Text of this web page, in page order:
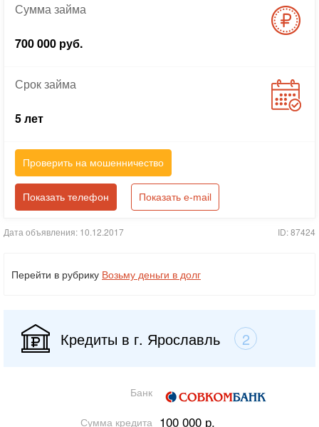
Суммазайма
700 000 руб.
Срокзайма
5 лет
Проверить на мошенничество
Показать телефон Показать e-mail
Дата объявления: 10.12.2017 ID: 87424
Перейти в рубрику Возьму деньги в долг
Кредиты в г. Ярославль 2
Банк
Сумма кредита 100 000 р.